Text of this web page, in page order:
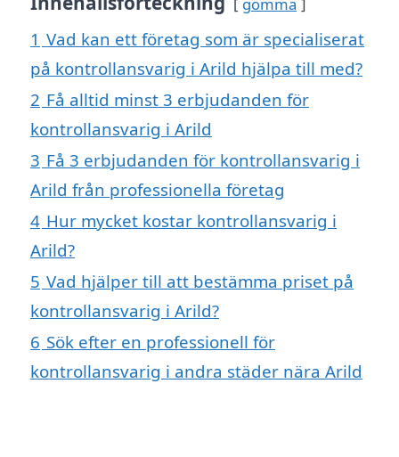
gömma
1 Vad kan ett företag som är specialiserat
på kontrollansvarig i Arild hjälpa till med?
2 Få alltid minst 3 erbjudanden för
kontrollansvarig i Arild
3 Få 3 erbjudanden för kontrollansvarig i
Arild från professionella företag
4 Hur mycket kostar kontrollansvarig i
Arild?
5 Vad hjälper till att bestämma priset på
kontrollansvarig i Arild?
6 Sök efter en professionell för
kontrollansvarig i andra städer nära Arild